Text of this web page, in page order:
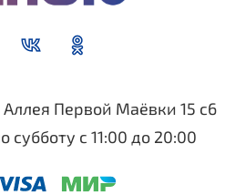
Аллея Первой Маёвки 15 с6
субботу с 11:00 до 20:00